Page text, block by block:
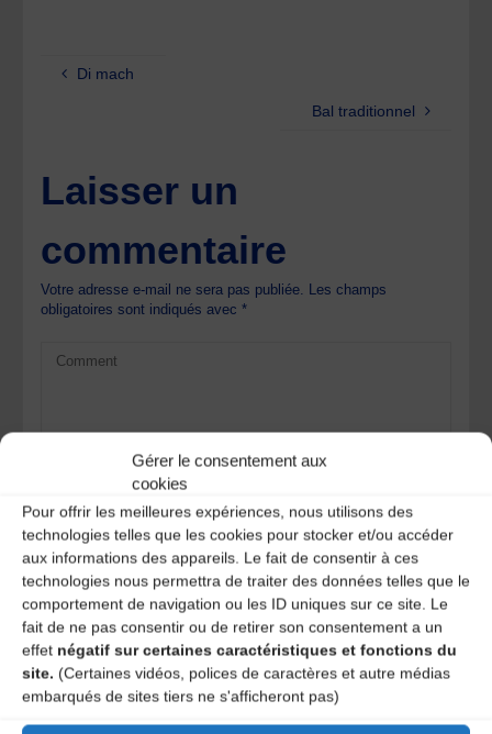
Gérer le consentement aux
cookies
Pour offrir les meilleures expériences, nous utilisons des
technologies telles que les cookies pour stocker et/ou accéder
aux informations des appareils. Le fait de consentir à ces
technologies nous permettra de traiter des données telles que le
comportement de navigation ou les ID uniques sur ce site. Le
fait de ne pas consentir ou de retirer son consentement a un
effet négatif sur certaines caractéristiques et fonctions du
site. (Certaines vidéos, polices de caractères et autre médias
embarqués de sites tiers ne s'afficheront pas)
Di mach
Bal traditionnel
Laisser un
commentaire
Votre adresse e-mail ne sera pas publiée. Les champs
obligatoires sont indiqués avec*
Save my name, email, and site URL in my browser for next
time I post a comment.